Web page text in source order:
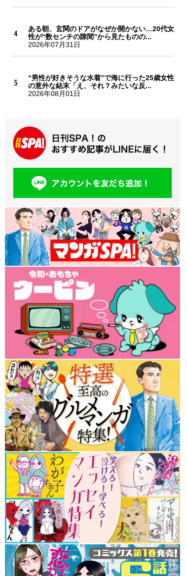
ある朝、玄関のドアがなぜか開かない…20代女
性が“数センチの隙間”から見たものの...
2026年07月31日
“男性が好きそうな水着”で海に行った25歳女性
の意外な結末「え、それ？みたいな反...
2026年08月01日